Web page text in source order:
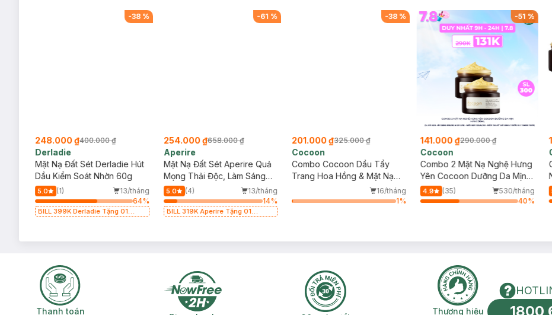
-51 %
141.000 ₫290.000 ₫
Cocoon
Combo 2 Mặt Nạ Nghệ Hưng
Yên Cocoon Dưỡng Da Mịn
Màng 30ml
4.9 (35)
530/tháng
40%
-38%
248.000 ₫400.000 ₫
Derladie
Mặt Nạ Đất Sét Derladie Hút
Dầu Kiểm Soát Nhờn 60g
5.0 (1)
13/tháng
64%
BILL 399K Derladie Tặng 01
-61 %
254.000 ₫658.000 ₫
Aperire
Mặt Nạ Đất Sét Aperire Quả
Mọng Thải Độc, Làm Sáng
Da 120g
5.0 (4)
13/tháng
14%
BILL 319K Aperire Tặng 01
-38%
201.000 ₫325.000 ₫
Cocoon
Combo Cocoon Dầu Tẩy
Trang Hoa Hồng & Mặt Nạ
Nghệ Hưng Yên 140ml+30ml
16/tháng
1%
Thanh toán khi nhận hàng
Thanh toán
Giao nhanh miễn phí 2H 30 ngày đổi trả miễn phí Thương hiệu uy tín
Thương hiệu
1800